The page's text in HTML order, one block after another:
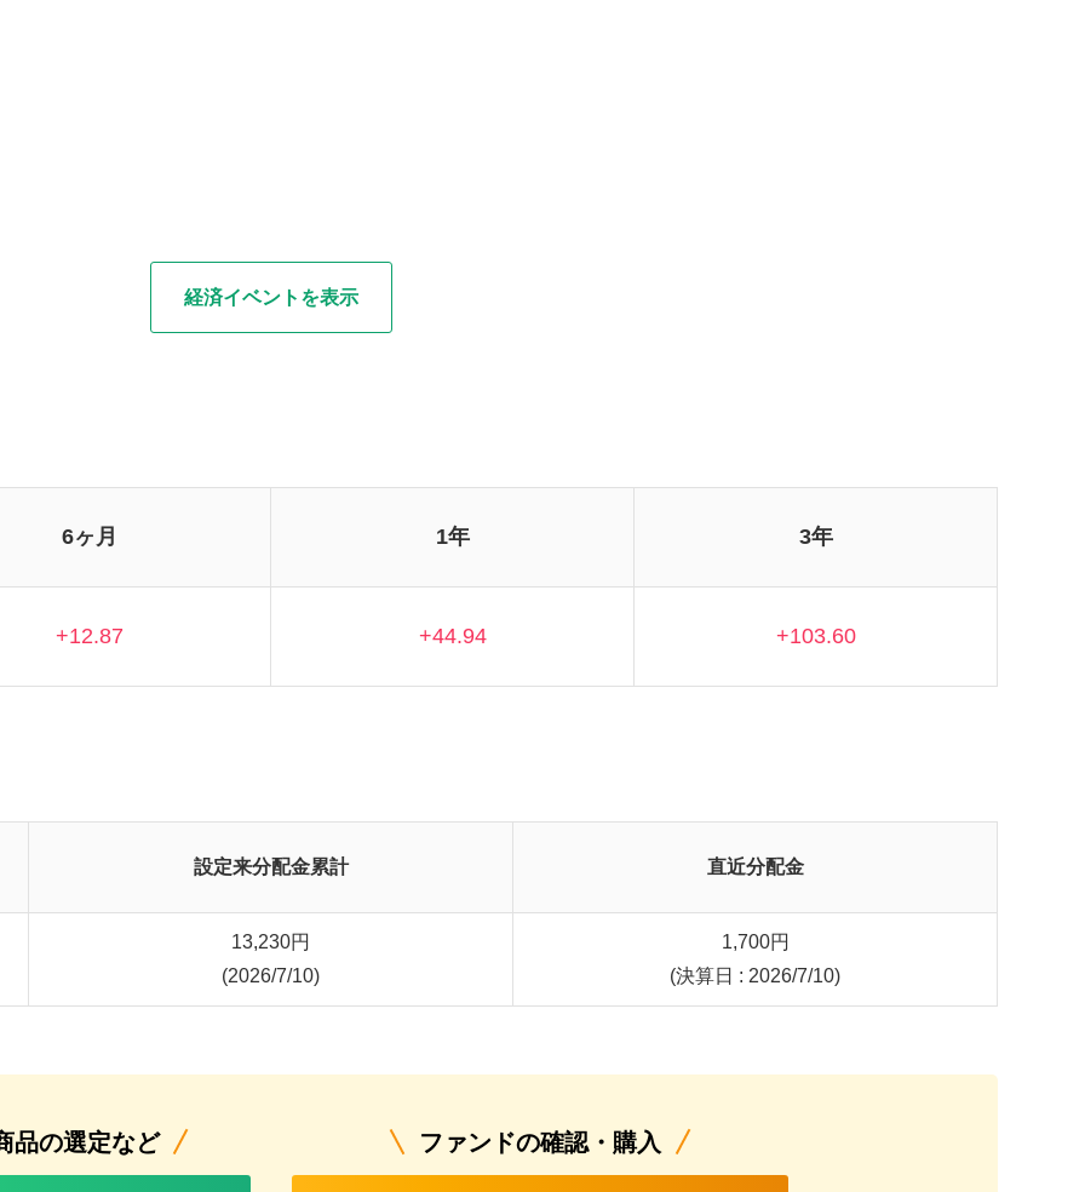
経済イベントを表示
6ヶ月 1年 3年
+12.87 +44.94 +103.60
設定来分配金累計 直近分配金
13,230円
(2026/7/10)
1,700円
(決算日 : 2026/7/10)
品の選定など ファンドの確認・購入